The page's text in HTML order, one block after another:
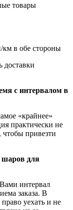
товары
км в обе стороны
доставки
с интервалом в
«крайнее»
практически не
привезти
шаров для
интервал
заказа. В
уехать и не